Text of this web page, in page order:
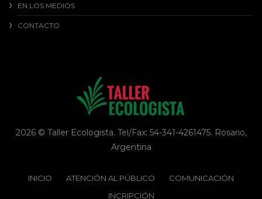
EN LOS MEDIOS
CONTACTO
2026 © Taller Ecologista. Tel/Fax: 54-341-4261475. Rosario,
Argentina
INICIO ATENCIÓN AL PÚBLICO
COMUNICACIÓN
INCRIPCIÓN